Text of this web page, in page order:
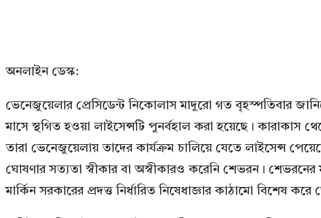
অনলাইন ডেস্ক:
ভেনেজুয়েলার প্রেসিডেন্ট নিকোলাস মাদুরো গত বৃহস্পতিবার
মাসে স্থগিত হওয়া লাইসেন্সটি পুনর্বহাল করা হয়েছে।
তারা ভেনেজুয়েলায় তাদের কার্যক্রম চালিয়ে যেতে লাইসেন্স
ঘোষণার সত্যতা স্বীকার বা অস্বীকারও করেনি শেভরন।
মার্কিন সরকারের প্রদত্ত নির্ধারিত নিষেধাজ্ঞার কাঠামো বিশেষ